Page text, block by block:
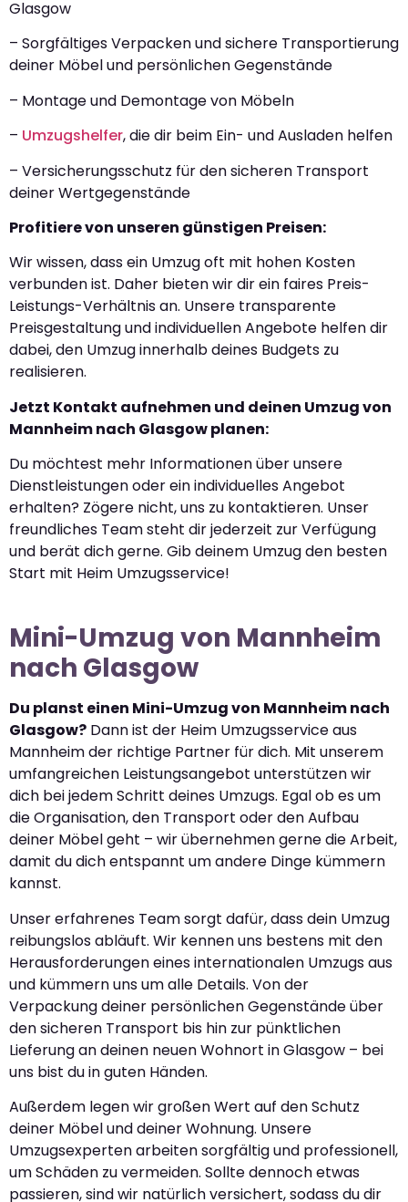
Glasgow
– Sorgfältiges Verpacken und sichere Transportierung
deiner Möbel und persönlichen Gegenstände
– Montage und Demontage von Möbeln
– Umzugshelfer, die dir beim Ein- und Ausladen helfen
– Versicherungsschutz für den sicheren Transport
deiner Wertgegenstände
Profitiere von unseren günstigen Preisen:
Wir wissen, dass ein Umzug oft mit hohen Kosten
verbunden ist. Daher bieten wir dir ein faires Preis-
Leistungs-Verhältnis an. Unsere transparente
Preisgestaltung und individuellen Angebote helfen dir
dabei, den Umzug innerhalb deines Budgets zu
realisieren.
Jetzt Kontakt aufnehmen und deinen Umzug von
Mannheim nach Glasgow planen:
Du möchtest mehr Informationen über unsere
Dienstleistungen oder ein individuelles Angebot
erhalten? Zögere nicht, uns zu kontaktieren. Unser
freundliches Team steht dir jederzeit zur Verfügung
und berät dich gerne. Gib deinem Umzug den besten
Start mit Heim Umzugsservice!
Mini-Umzug von Mannheim
nach Glasgow
Du planst einen Mini-Umzug von Mannheim nach
Glasgow? Dann ist der Heim Umzugsservice aus
Mannheim der richtige Partner für dich. Mit unserem
umfangreichen Leistungsangebot unterstützen wir
dich bei jedem Schritt deines Umzugs. Egal ob es um
die Organisation, den Transport oder den Aufbau
deiner Möbel geht – wir übernehmen gerne die Arbeit,
damit du dich entspannt um andere Dinge kümmern
kannst.
Unser erfahrenes Team sorgt dafür, dass dein Umzug
reibungslos abläuft. Wir kennen uns bestens mit den
Herausforderungen eines internationalen Umzugs aus
und kümmern uns um alle Details. Von der
Verpackung deiner persönlichen Gegenstände über
den sicheren Transport bis hin zur pünktlichen
Lieferung an deinen neuen Wohnort in Glasgow – bei
uns bist du in guten Händen.
Außerdem legen wir großen Wert auf den Schutz
deiner Möbel und deiner Wohnung. Unsere
Umzugsexperten arbeiten sorgfältig und professionell,
um Schäden zu vermeiden. Sollte dennoch etwas
passieren, sind wir natürlich versichert, sodass du dir